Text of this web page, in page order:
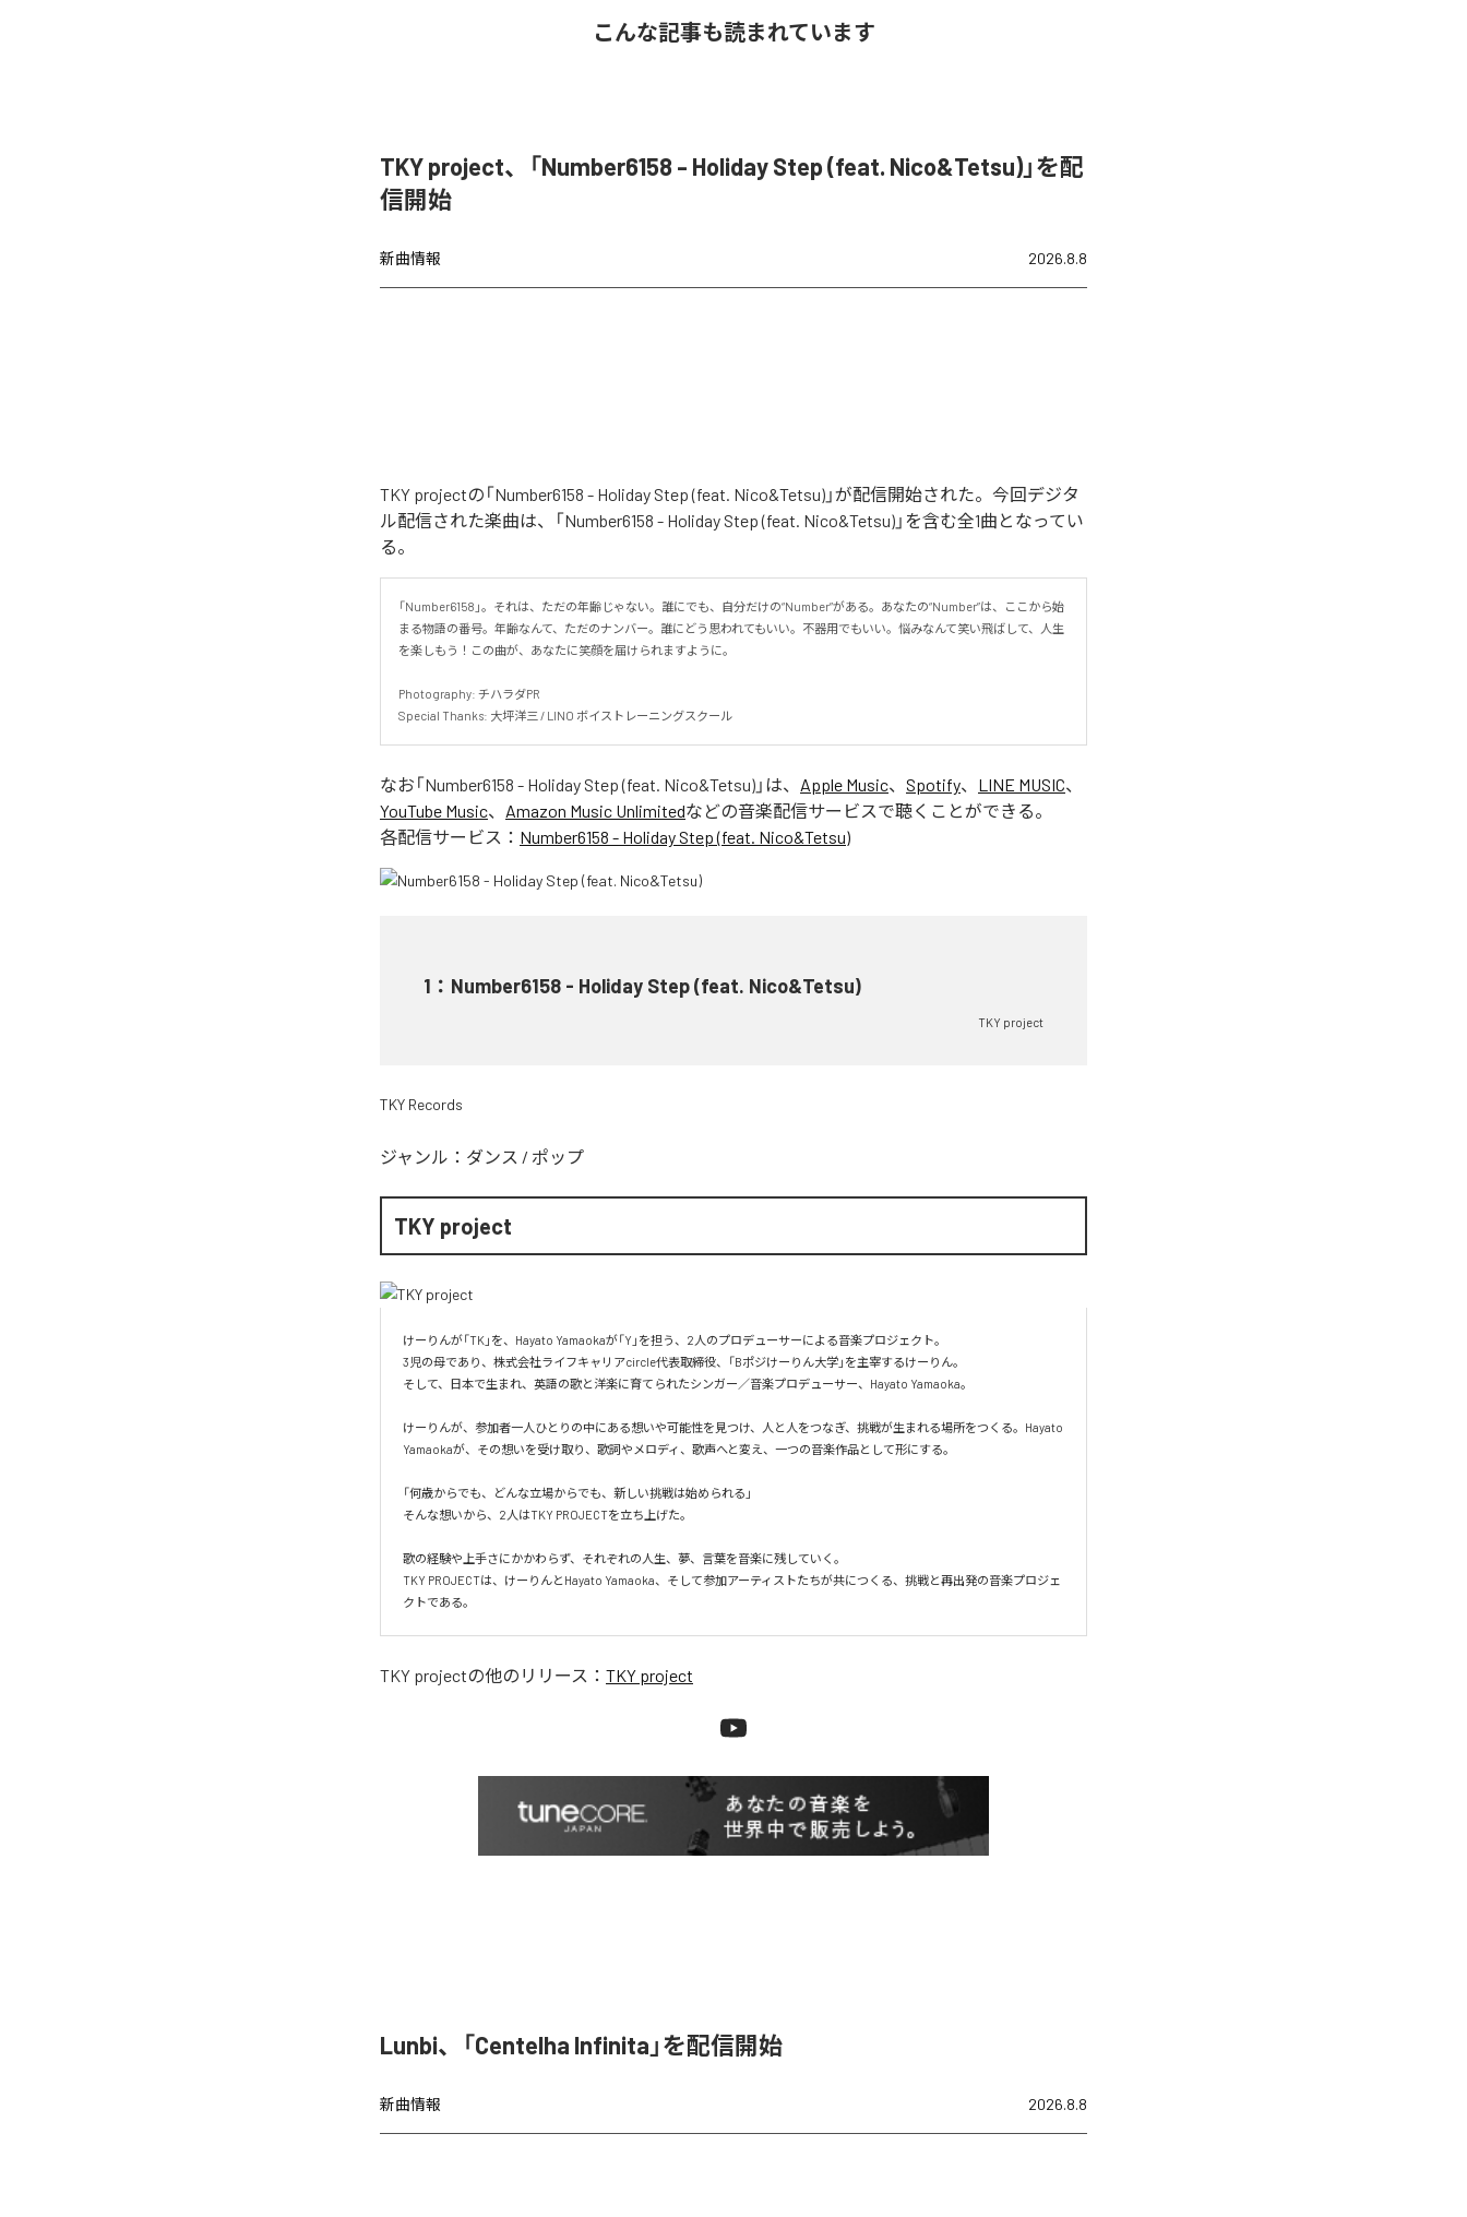
こんな記事も読まれています
TKY project、「Number6158 - Holiday Step (feat. Nico&Tetsu)」を配
信開始
新曲情報 2026.8.8
TKY projectの「Number6158 - Holiday Step (feat. Nico&Tetsu)」が配信開始された。今回デジタ
ル配信された楽曲は、「Number6158 - Holiday Step (feat. Nico&Tetsu)」を含む全1曲となってい
る。
「Number6158」。それは、ただの年齢じゃない。誰にでも、自分だけの“Number”がある。あなたの“Number”は、ここから始
まる物語の番号。年齢なんて、ただのナンバー。誰にどう思われてもいい。不器用でもいい。悩みなんて笑い飛ばして、人生
を楽しもう！この曲が、あなたに笑顔を届けられますように。
Photography: チハラダPR
Special Thanks: 大坪洋三 / LINO ボイストレーニングスクール
なお「Number6158 - Holiday Step (feat. Nico&Tetsu) 」は、 Apple Music、 Spotify、 LINE MUSIC、
YouTube Music、 Amazon Music Unlimitedなどの音楽配信サービスで聴くことができる。
各配信サービス： Number6158 - Holiday Step (feat. Nico&Tetsu)
1 ： Number6158 - Holiday Step (feat. Nico&Tetsu)
TKY project
TKY Records
ジャンル： ダンス / ポップ
TKY project
けーりんが「TK」を、Hayato Yamaokaが「Y」を担う、2人のプロデューサーによる音楽プロジェクト。
3児の母であり、株式会社ライフキャリアcircle代表取締役、「Bポジけーりん大学」を主宰するけーりん。
そして、日本で生まれ、英語の歌と洋楽に育てられたシンガー／音楽プロデューサー、Hayato Yamaoka。
けーりんが、参加者一人ひとりの中にある想いや可能性を見つけ、人と人をつなぎ、挑戦が生まれる場所をつくる。Hayato
Yamaokaが、その想いを受け取り、歌詞やメロディ、歌声へと変え、一つの音楽作品として形にする。
「何歳からでも、どんな立場からでも、新しい挑戦は始められる」
そんな想いから、2人はTKY PROJECTを立ち上げた。
歌の経験や上手さにかかわらず、それぞれの人生、夢、言葉を音楽に残していく。
TKY PROJECTは、けーりんとHayato Yamaoka、そして参加アーティストたちが共につくる、挑戦と再出発の音楽プロジェ
クトである。
TKY projectの他のリリース： TKY project
Lunbi、「Centelha Infinita」を配信開始
新曲情報 2026.8.8